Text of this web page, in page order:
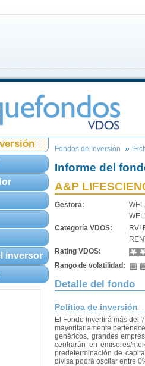
inversor
Fondos de Inversión
Informe del
A&P
Gestora:
Categoría VDOS:
RVI
Rating VDOS:
Rango de volatilidad:
Detalle del fondo
Política de inversión
El Fondo invertirá más del
mayoritariamente
genéricos, grandes
centrarán en emisores/
predeterminación de
divisa podrá oscilar entre